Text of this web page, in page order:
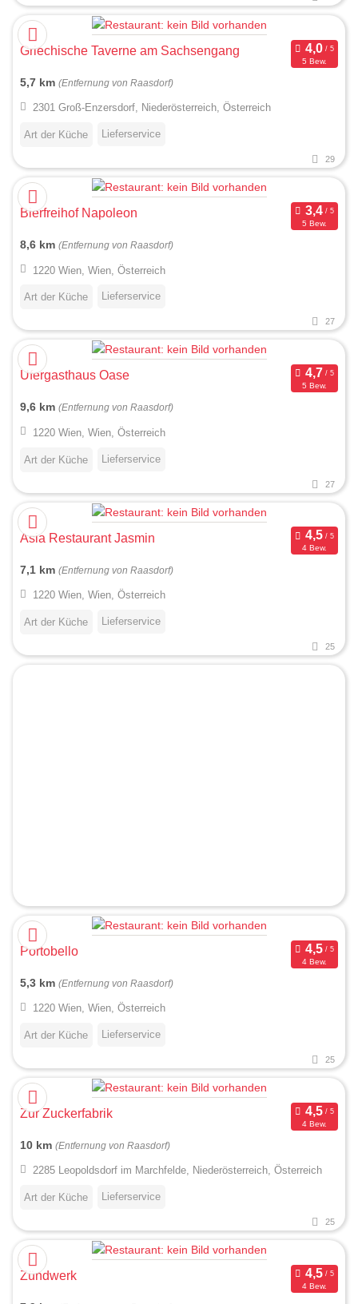
Griechische Taverne am Sachsengang
5 Bew.
5,7 km (Entfernung von Raasdorf)
2301 Groß-Enzersdorf, Niederösterreich, Österreich
Art der Küche Lieferservice
29
Bierfreihof Napoleon
5 Bew.
8,6 km (Entfernung von Raasdorf)
1220 Wien, Wien, Österreich
Art der Küche Lieferservice
27
Ufergasthaus Oase
5 Bew.
9,6 km (Entfernung von Raasdorf)
1220 Wien, Wien, Österreich
Art der Küche Lieferservice
27
Asia Restaurant Jasmin
4 Bew.
7,1 km (Entfernung von Raasdorf)
1220 Wien, Wien, Österreich
Art der Küche Lieferservice
25
Portobello
4 Bew.
5,3 km (Entfernung von Raasdorf)
1220 Wien, Wien, Österreich
Art der Küche Lieferservice
25
Zur Zuckerfabrik
4 Bew.
10 km (Entfernung von Raasdorf)
2285 Leopoldsdorf im Marchfelde, Niederösterreich, Österreich
Art der Küche Lieferservice
25
Zündwerk
4 Bew.